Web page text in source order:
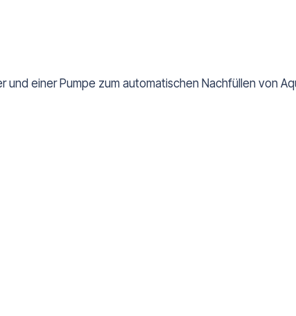
einer Pumpe zum automatischen Nachfüllen von